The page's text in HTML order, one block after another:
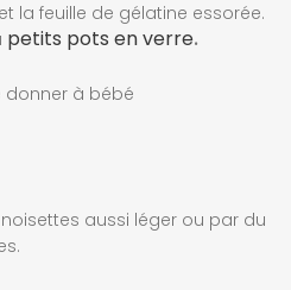
la feuille de gélatine essorée.
petits pots en verre.
donner à bébé
aussi léger ou par du